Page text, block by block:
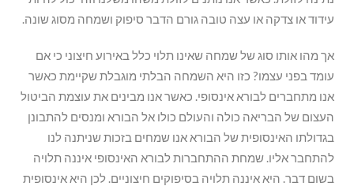
עידוד או צדקה או עצה טובה גורם הדבר סיפוק ושמחה מסוג שונה.
אך מהו אותו סוג של שמחה שאינו תלוי כלל באירוע חיצוני כי אם
עומד בפני עצמו? כזו היא השמחה הבלתי מוגבלת שקיימת כאשר
אנו מתחברים לבורא אינסופי. כאשר אנו מבינים את עוצמת הביטול
העצום של הבריאה כולה והעולם כולו אל הבורא ומנסים להתבונן
בגדולתו האינסופית של הבורא אנו שמחים בזכות שניתנה לנו
להתחבר אליו. שמחת ההתחברות לבורא האינסופי איננה תלויה
בשום דבר. היא איננה תלויה בסיפוקים חיצוניים. לכן היא אינסופית